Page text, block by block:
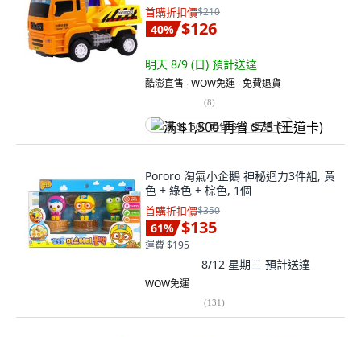
首購折扣價$210
40% $126
明天 8/9 (日) 預計送達
酷澎直售 ∙ WOW免運 ∙ 免費退貨
(8)
满 $1,500 再省 $75 (王道卡)
Pororo 淘氣小企鵝 神秘迴力3件組, 黃
色 + 綠色 + 棕色, 1個
首購折扣價$350
61% $135
運費 $195
8/12 星期三 預計送達
WOW免運
(131)